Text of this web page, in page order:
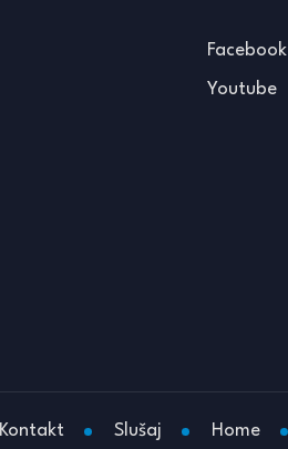
Facebook
Youtube
Kontakt Slušaj Home